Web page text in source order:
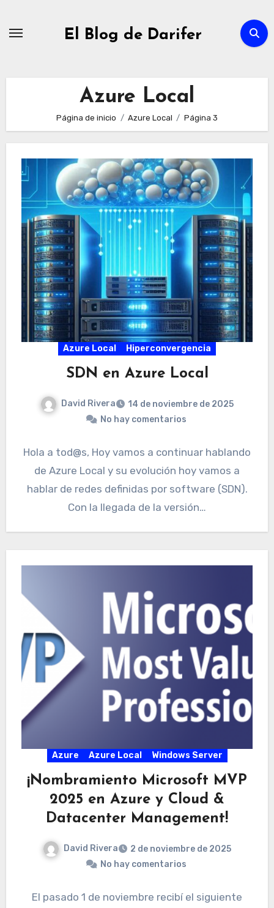
El Blog de Darifer
Azure Local
Página de inicio Azure Local Página 3
Azure Local Hiperconvergencia
SDN en Azure Local
David Rivera
14 de noviembre de 2025
No hay comentarios
Hola a tod@s, Hoy vamos a continuar hablando
de Azure Local y su evolución hoy vamos a
hablar de redes definidas por software (SDN).
Con la llegada de la versión…
Azure Azure Local Windows Server
¡Nombramiento Microsoft MVP
2025 en Azure y Cloud &
Datacenter Management!
David Rivera
2 de noviembre de 2025
No hay comentarios
El pasado 1 de noviembre recibí el siguiente